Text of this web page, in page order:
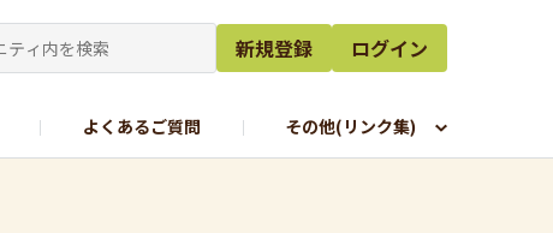
新規登録 ログイン
よくあるご質問 その他(リンク集)